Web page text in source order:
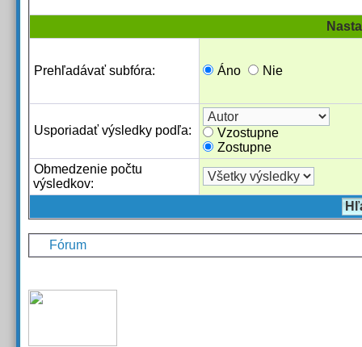
Prehľadávať subfóra: Áno Nie
Usporiadať výsledky podľa:
Vzostupne
Zostupne
Obmedzenie počtu
výsledkov:
Fórum